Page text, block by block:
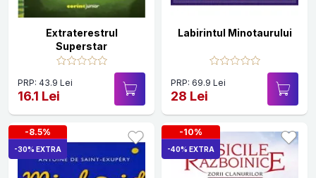
Extraterestrul
Superstar
PRP: 43.9 Lei
16.1 Lei
Labirintul Minotaurului
PRP: 69.9 Lei
28 Lei
-8.5%
-30% EXTRA
-10%
-40% EXTRA